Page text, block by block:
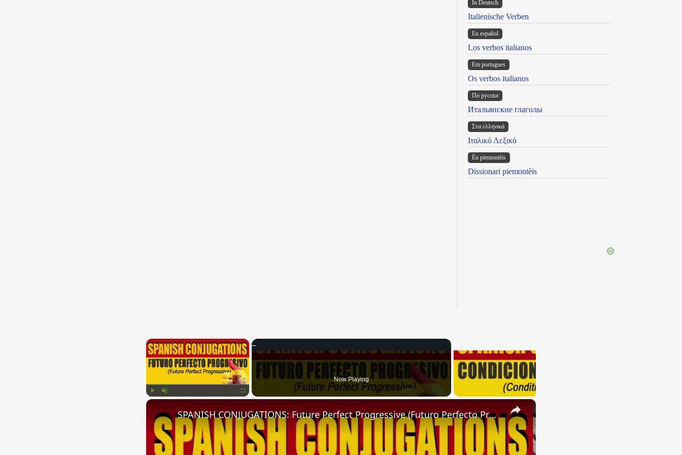
In Deutsch
Italienische Verben
En español
Los verbos italianos
Em portugues
Os verbos italianos
По русски
Итальянские глаголы
Στα ελληνικά
Ιταλικό Λεξικό
Ën piemontèis
Dissionari piemontèis
×
Now Playing
×
SPANISH CONJUGATIONS: Future Perfect Progressive (Futuro Perfecto Progresivo)